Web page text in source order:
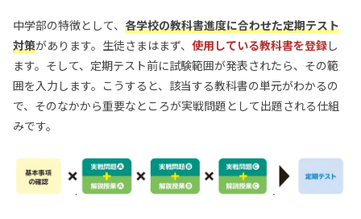
中学部の特徴として、 各学校の教科書進度に合わせた定期テスト
対策があります。生徒さまはまず、 使用している教科書を登録し
ます。そして、定期テスト前に試験範囲が発表されたら、その範
囲を入力します。こうすると、該当する教科書の単元がわかるの
で、そのなかから重要なところが実戦問題として出題される仕組
みです。